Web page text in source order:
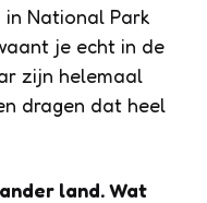
National Park
je echt in de
zijn helemaal
dragen dat heel
land. Wat